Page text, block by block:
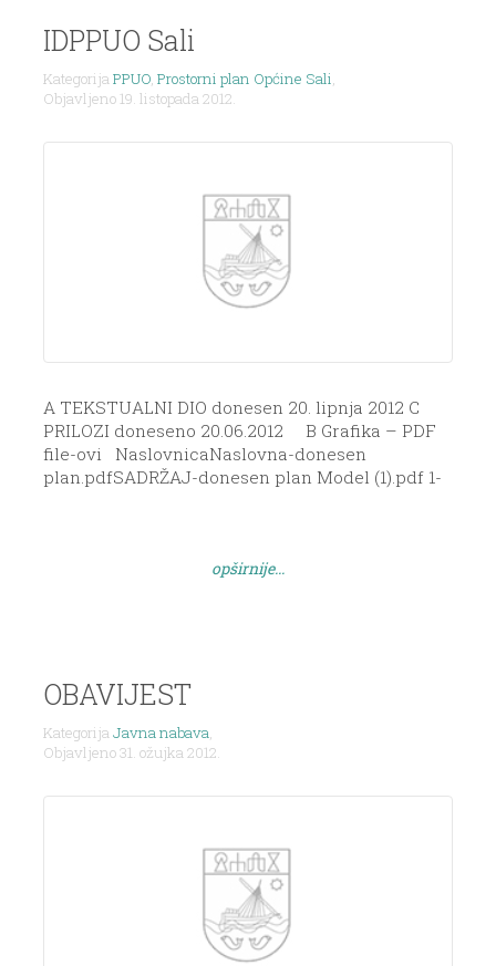
IDPPUO Sali
KategorijaPPUO, Prostorni plan Općine Sali,
Objavljeno 19. listopada 2012.
A TEKSTUALNI DIO donesen 20. lipnja 2012 C
PRILOZI doneseno 20.06.2012 B Grafika – PDF
file-ovi NaslovnicaNaslovna-donesen
plan.pdfSADRŽAJ-donesen plan Model (1).pdf 1-
VRNJAŠKA.pdf2c TZ BRBINŠČICA-Model.pdf3
opširnije...
OBAVIJEST
KategorijaJavna nabava,
Objavljeno 31. ožujka 2012.